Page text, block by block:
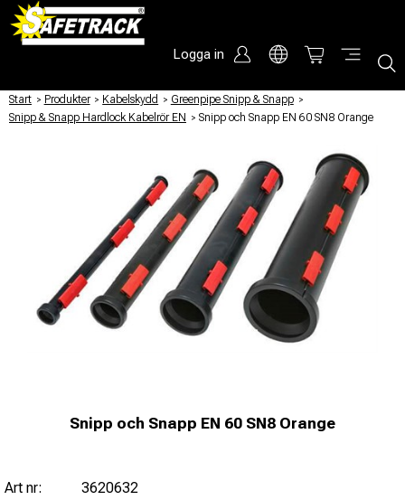
Logga in
Start / Produkter / Kabelskydd / Greenpipe Snipp & Snapp /
Snipp & Snapp Hardlock Kabelrör EN / Snipp och Snapp EN 60 SN8 Orange
Snipp och Snapp EN 60 SN8 Orange
Art nr:
3620632